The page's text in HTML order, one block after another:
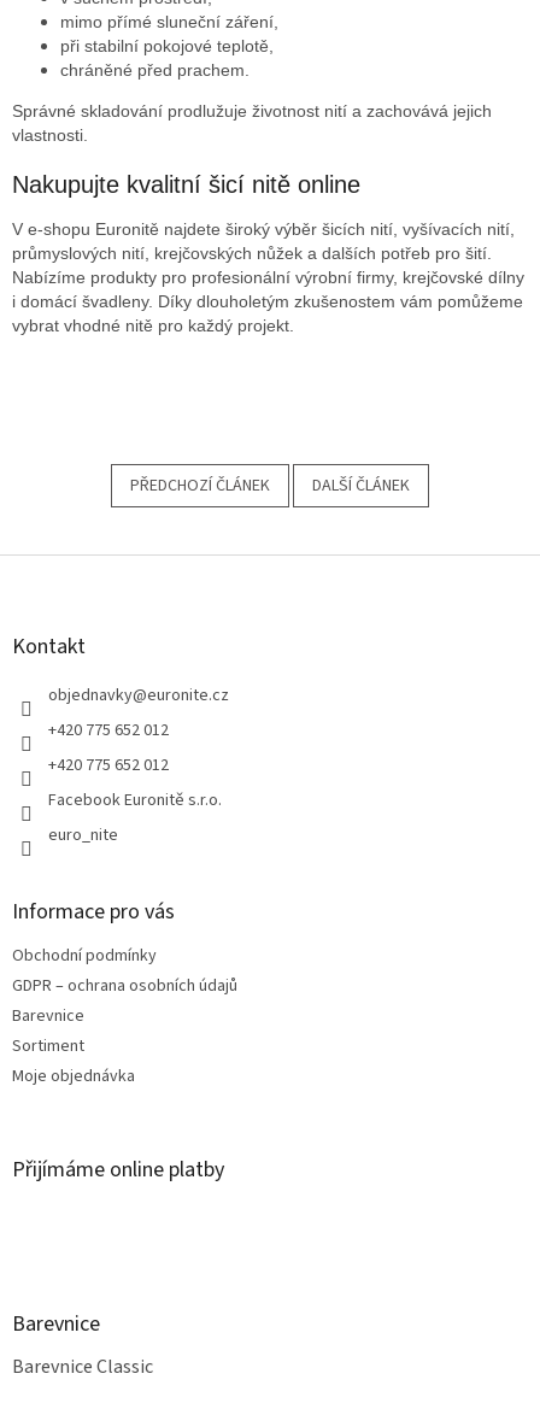
mimo přímé sluneční záření,
při stabilní pokojové teplotě,
chráněné před prachem.
Správné skladování prodlužuje životnost nití a zachovává jejich
vlastnosti.
Nakupujte kvalitní šicí nitě online
V e-shopu Euronitě najdete široký výběr šicích nití, vyšívacích nití,
průmyslových nití, krejčovských nůžek a dalších potřeb pro šití.
Nabízíme produkty pro profesionální výrobní firmy, krejčovské dílny
i domácí švadleny. Díky dlouholetým zkušenostem vám pomůžeme
vybrat vhodné nitě pro každý projekt.
PŘEDCHOZÍ ČLÁNEK DALŠÍ ČLÁNEK
Z
Kontakt
objednavky@euronite.cz
+420 775 652 012
+420 775 652 012
Facebook Euronitě s.r.o.
euro_nite
Informace pro vás
Obchodní podmínky
GDPR – ochrana osobních údajů
Barevnice
Sortiment
Moje objednávka
Přijímáme online platby
Barevnice
Barevnice Classic